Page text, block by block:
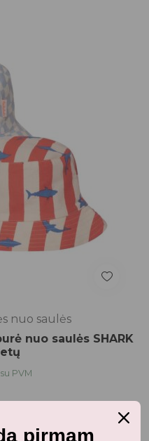
nuo saulės
nuo saulės SHARK
su PVM
pirmam